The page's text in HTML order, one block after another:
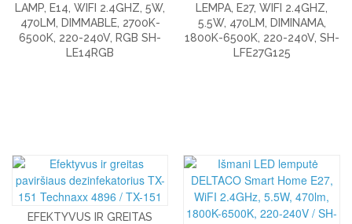
LAMP, E14, WIFI 2.4GHZ, 5W,
470LM, DIMMABLE, 2700K-
6500K, 220-240V, RGB SH-
LE14RGB
LEMPA, E27, WIFI 2.4GHZ,
5.5W, 470LM, DIMINAMA,
1800K-6500K, 220-240V, SH-
LFE27G125
EFEKTYVUS IR GREITAS